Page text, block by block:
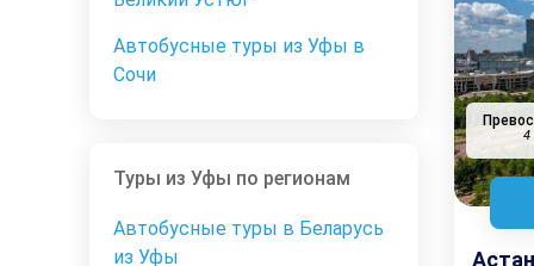
Автобусные туры из Уфы в
Сочи
Туры из Уфы по регионам
Автобусные туры в Беларусь
из Уфы
4